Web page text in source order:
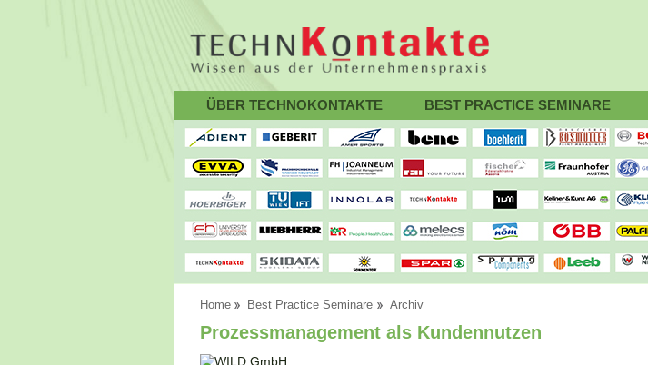
ÜBER TECHNOKONTAKTE BEST PRACTICE SEMINARE
Home Best Practice Seminare Archiv
Prozessmanagement als Kundennutzen